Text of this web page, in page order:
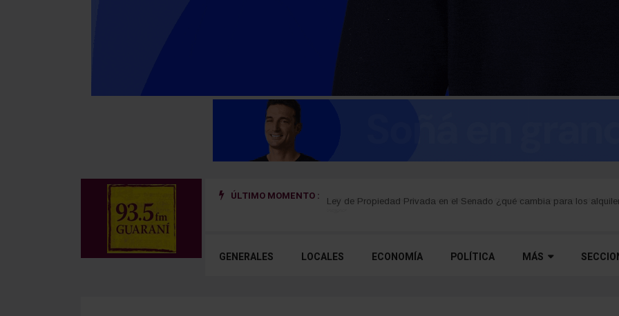
ÚLTIMO MOMENTO :
cambia para los alquileres y los desalojos?
GENERALES LOCALES ECONOMÍA POLÍTICA MÁS